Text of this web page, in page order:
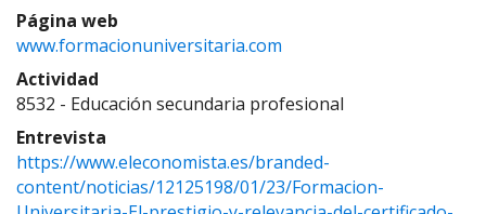
Página web
www.formacionuniversitaria.com
Actividad
8532 - Educación secundaria profesional
Entrevista
https://www.eleconomista.es/branded-
content/noticias/12125198/01/23/Formacion-